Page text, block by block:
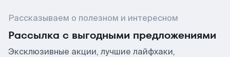
Рассказываем о полезном и интересном
Рассылка с выгодными предложениями
Эксклюзивные акции, лучшие лайфхаки,